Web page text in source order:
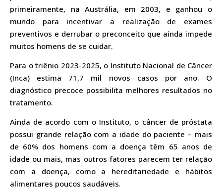
primeiramente, na Austrália, em 2003, e ganhou o
mundo para incentivar a realização de exames
preventivos e derrubar o preconceito que ainda impede
muitos homens de se cuidar.
Para o triênio 2023-2025, o Instituto Nacional de Câncer
(Inca) estima 71,7 mil novos casos por ano. O
diagnóstico precoce possibilita melhores resultados no
tratamento.
Ainda de acordo com o Instituto, o câncer de próstata
possui grande relação com a idade do paciente – mais
de 60% dos homens com a doença têm 65 anos de
idade ou mais, mas outros fatores parecem ter relação
com a doença, como a hereditariedade e hábitos
alimentares poucos saudáveis.